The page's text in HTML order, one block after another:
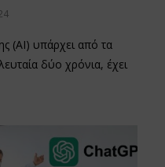
(AI) υπάρχει από τα
δύο χρόνια, έχει